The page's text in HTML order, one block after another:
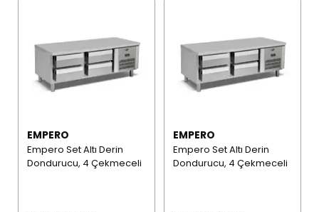
EMPERO
Empero Set Altı Derin
Dondurucu, 4 Çekmeceli
EMPERO
Empero Set Altı Derin
Dondurucu, 4 Çekmeceli